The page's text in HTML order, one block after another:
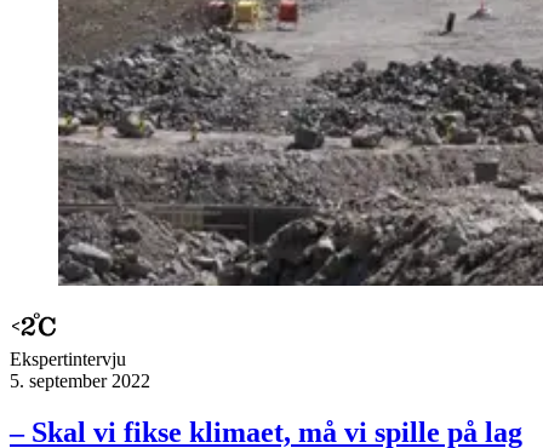
Ekspert­intervju
5. september 2022
– Skal vi fikse klimaet, må vi spille på lag